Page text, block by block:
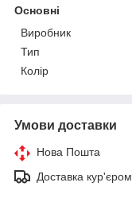
Основні
Виробник
Тип
Колір
Умови доставки
Нова Пошта
Доставка кур'єром